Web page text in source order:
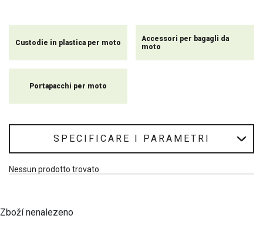
Custodie in plastica per moto
Accessori per bagagli da
moto
Portapacchi per moto
SPECIFICARE I PARAMETRI
Nessun prodotto trovato
Zboží nenalezeno